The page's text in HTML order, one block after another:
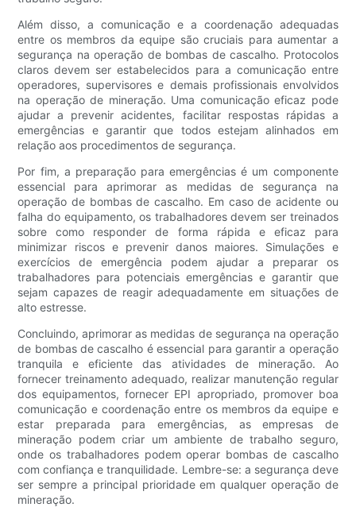
Além disso, a comunicação e a coordenação adequadas
entre os membros da equipe são cruciais para aumentar a
segurança na operação de bombas de cascalho. Protocolos
claros devem ser estabelecidos para a comunicação entre
operadores, supervisores e demais profissionais envolvidos
na operação de mineração. Uma comunicação eficaz pode
ajudar a prevenir acidentes, facilitar respostas rápidas a
emergências e garantir que todos estejam alinhados em
relação aos procedimentos de segurança.
Por fim, a preparação para emergências é um componente
essencial para aprimorar as medidas de segurança na
operação de bombas de cascalho. Em caso de acidente ou
falha do equipamento, os trabalhadores devem ser treinados
sobre como responder de forma rápida e eficaz para
minimizar riscos e prevenir danos maiores. Simulações e
exercícios de emergência podem ajudar a preparar os
trabalhadores para potenciais emergências e garantir que
sejam capazes de reagir adequadamente em situações de
alto estresse.
Concluindo, aprimorar as medidas de segurança na operação
de bombas de cascalho é essencial para garantir a operação
tranquila e eficiente das atividades de mineração. Ao
fornecer treinamento adequado, realizar manutenção regular
dos equipamentos, fornecer EPI apropriado, promover boa
comunicação e coordenação entre os membros da equipe e
estar preparada para emergências, as empresas de
mineração podem criar um ambiente de trabalho seguro,
onde os trabalhadores podem operar bombas de cascalho
com confiança e tranquilidade. Lembre-se: a segurança deve
ser sempre a principal prioridade em qualquer operação de
mineração.